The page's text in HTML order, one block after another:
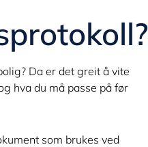
Da er det greit å vite
hva du må passe på før
som brukes ved